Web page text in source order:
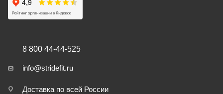
8 800 44-44-525
info@stridefit.ru
Доставка по всей России